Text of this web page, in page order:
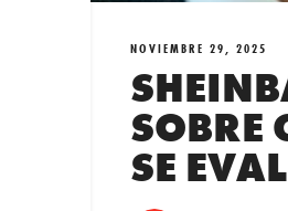
NOVIEMBRE 29, 2025
SOBRE
SE